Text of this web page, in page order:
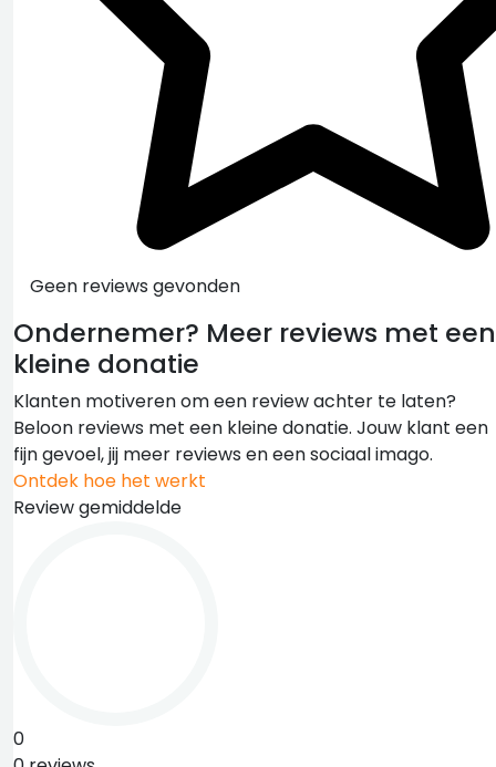
Geen reviews gevonden
Ondernemer? Meer reviews met een
kleine donatie
Klanten motiveren om een review achter te laten?
Beloon reviews met een kleine donatie. Jouw klant een
fijn gevoel, jij meer reviews en een sociaal imago.
Ontdek hoe het werkt
Review gemiddelde
0